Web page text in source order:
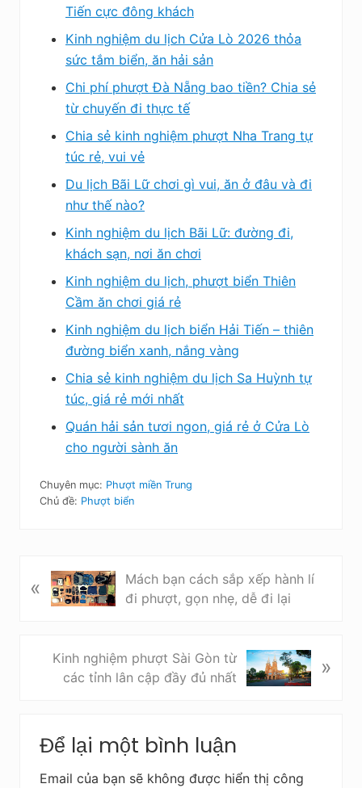
Tiến cực đông khách
Kinh nghiệm du lịch Cửa Lò 2026 thỏa
sức tắm biển, ăn hải sản
Chi phí phượt Đà Nẵng bao tiền? Chia sẻ
từ chuyến đi thực tế
Chia sẻ kinh nghiệm phượt Nha Trang tự
túc rẻ, vui vẻ
Du lịch Bãi Lữ chơi gì vui, ăn ở đâu và đi
như thế nào?
Kinh nghiệm du lịch Bãi Lữ: đường đi,
khách sạn, nơi ăn chơi
Kinh nghiệm du lịch, phượt biển Thiên
Cầm ăn chơi giá rẻ
Kinh nghiệm du lịch biển Hải Tiến – thiên
đường biển xanh, nắng vàng
Chia sẻ kinh nghiệm du lịch Sa Huỳnh tự
túc, giá rẻ mới nhất
Quán hải sản tươi ngon, giá rẻ ở Cửa Lò
cho người sành ăn
Chuyên mục: Phượt miền Trung
Chủ đề: Phượt biển
à
«
Mách bạn cách sắp xếp hành lí
đi phượt, gọn nhẹ, dễ đi lại
Kinh nghiệm phượt Sài Gòn từ
các tỉnh lân cập đầy đủ nhất
»
Reader
Interactions
Để lại một bình luận
Email của bạn sẽ không được hiển thị công